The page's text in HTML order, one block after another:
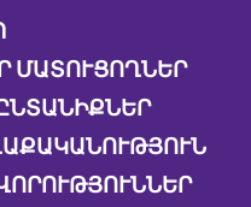
ՄԱՏՈՒՑՈՂՆԵՐ